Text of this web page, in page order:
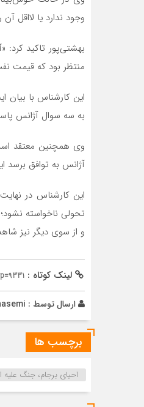
وجود ندارد یا لااقل
بهشتی‌‌‌پور تاکید کرد:
منتظر بود که قیمت
این کارشناس با بیان
به سه سوال آژانس
وی همچنین معتقد
آژانس به توافق برسد
این کارشناس در
تحولی ناخواسته
و از سوی دیگر نیز
لینک کوتاه :
ارسال توسط :
برچسب ها
احیای برجام، جنگ علیه